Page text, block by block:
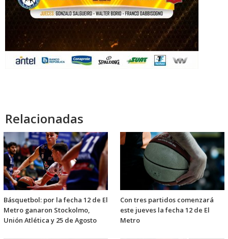
Relacionadas
Básquetbol: por la fecha 12 de El
Metro ganaron Stockolmo,
Unión Atlética y 25 de Agosto
Con tres partidos comenzará
este jueves la fecha 12 de El
Metro